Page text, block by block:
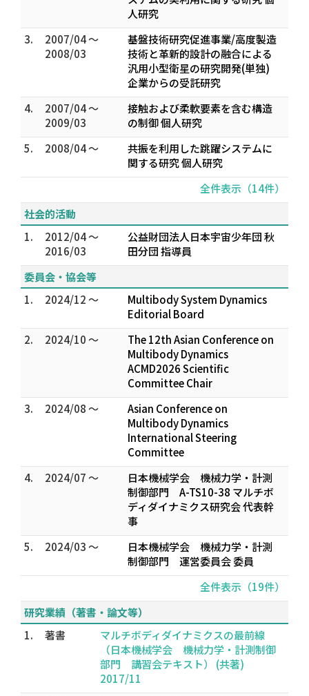
人研究
3.
2007/04 ～
2008/03
基盤技術研究促進事業/高度製造
技術と革新的設計の融合による
汎用小型衛星の研究開発(単独)
企業からの受託研究
4.
2007/04 ～
2009/03
接触および柔軟要素を含む構造
の制御 個人研究
5.
2008/04 ～
共振を利用した跳躍システムに
関する研究 個人研究
全件表示（14件）
社会的活動
1.
2012/04 ～
2016/03
公益財団法人日本宇宙少年団 秋
田分団 指導員
委員会・協会等
1.
2024/12 ～
Multibody System Dynamics
Editorial Board
2.
2024/10 ～
The 12th Asian Conference on
Multibody Dynamics
ACMD2026 Scientific
Committee Chair
3.
2024/08 ～
Asian Conference on
Multibody Dynamics
International Steering
Committee
4.
2024/07 ～
日本機械学会 機械力学・計測
制御部門 A-TS10-38 マルチボ
ディダイナミクス研究会 代表幹
事
5.
2024/03 ～
日本機械学会 機械力学・計測
制御部門 運営委員会 委員
全件表示（19件）
研究業績（著書・論文等）
1.
著書
マルチボディダイナミクスの最前線
（日本機械学会 機械力学・計測制御
部門 講習会テキスト） (共著)
2017/11